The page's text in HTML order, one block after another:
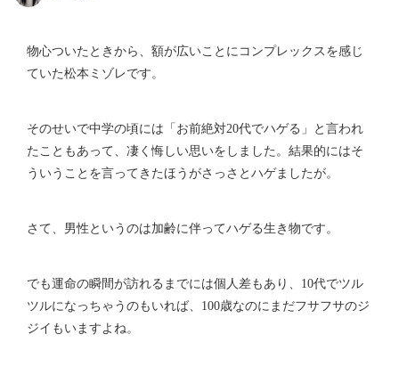
物心ついたときから、額が広いことにコンプレックスを感じ
ていた松本ミゾレです。
そのせいで中学の頃には「お前絶対20代でハゲる」と言われ
たこともあって、凄く悔しい思いをしました。結果的にはそ
ういうことを言ってきたほうがさっさとハゲましたが。
さて、男性というのは加齢に伴ってハゲる生き物です。
でも運命の瞬間が訪れるまでには個人差もあり、10代でツル
ツルになっちゃうのもいれば、100歳なのにまだフサフサのジ
ジイもいますよね。